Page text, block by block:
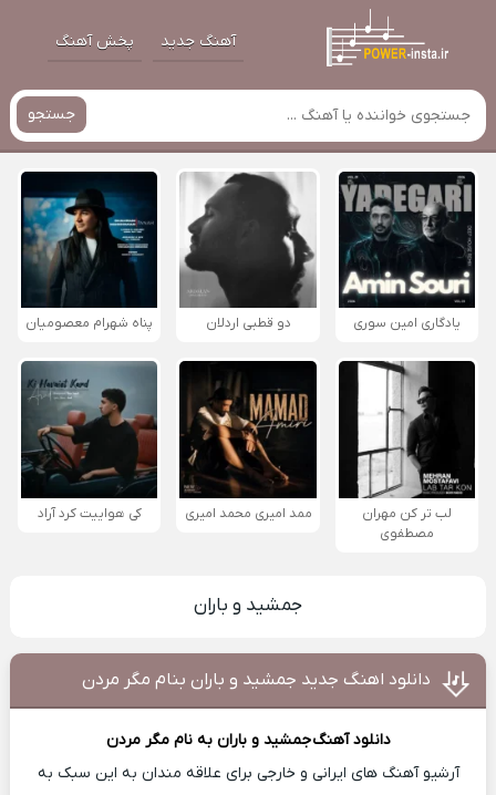
آهنگ جدید پخش آهنگ
جستجو
یادگاری امین سوری دو قطبی اردلان پناه شهرام معصومیان
لب تر کن مهران
مصطفوی
ممد امیری محمد امیری کی هواییت کرد آراد
جمشید و باران
دانلود اهنگ جدید جمشید و باران بنام مگر مردن
دانلود آهنگجمشید و باران به نام مگر مردن
آرشیو آهنگ های ایرانی و خارجی برای علاقه مندان به این سبک به